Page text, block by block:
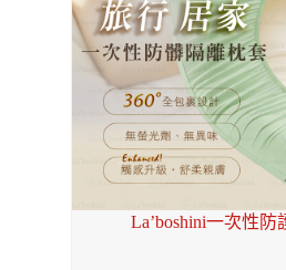
La’boshini一次性防